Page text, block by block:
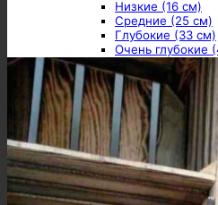
Низкие (16 см)
Средние (25 см)
Глубокие (33 см)
Очень глубокие
Подвазонники
Ящики с ручками
Низкие (15 см)
Средние (23 см)
Наборы ящиков
Комплектующие
Крышки
Стружка